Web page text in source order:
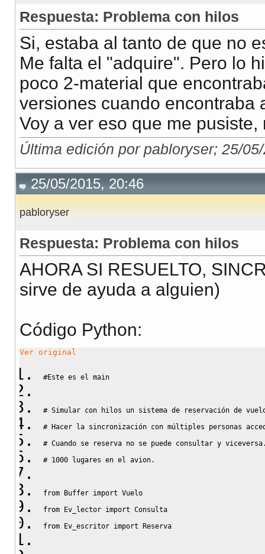
Respuesta: Problema con hilos
Si, estaba al tanto de que no
Me falta el "adquire". Pero lo
poco 2-material que
versiones cuando encontraba
Voy a ver eso que me
Última edición por pabloryser; 25/
25/05/2015, 20:46
pabloryser
Respuesta: Problema con hilos
AHORA SI RESUELTO,
sirve de ayuda a alguien)
Código Python:
Ver original
#Este es el main
# Simular con hilos un sistema de reservación de
# Hacer la sincronización con múltiples personas
# Cuando se reserva no se puede consultar y
# 1000 lugares en el avion.
from Buffer import Vuelo
from Ev_lector import Consulta
from Ev_escritor import Reserva